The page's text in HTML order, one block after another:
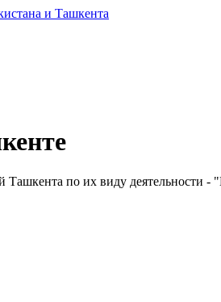
по их виду деятельности